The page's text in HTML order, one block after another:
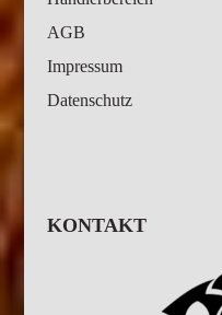
AGB
Impressum
Datenschutz
KONTAKT